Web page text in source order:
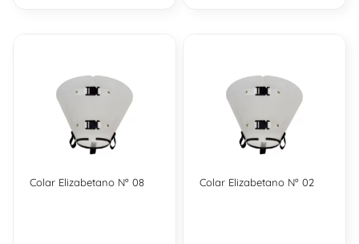
Colar Elizabetano Nº 08 Colar Elizabetano Nº 02